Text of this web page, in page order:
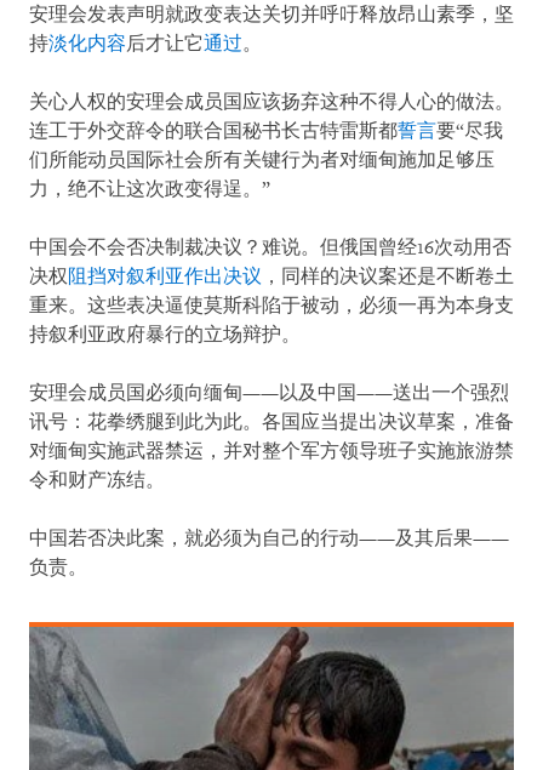
安理会发表声明就政变表达关切并呼吁释放昂山素季，坚
持淡化内容后才让它通过。
关心人权的安理会成员国应该扬弃这种不得人心的做法。
连工于外交辞令的联合国秘书长古特雷斯都誓言要“尽我
们所能动员国际社会所有关键行为者对缅甸施加足够压
力，绝不让这次政变得逞。”
中国会不会否决制裁决议？难说。但俄国曾经16次动用否
决权阻挡对叙利亚作出决议 ，同样的决议案还是不断卷土
重来。这些表决逼使莫斯科陷于被动，必须一再为本身支
持叙利亚政府暴行的立场辩护。
安理会成员国必须向缅甸——以及中国——送出一个强烈
讯号：花拳绣腿到此为此。各国应当提出决议草案，准备
对缅甸实施武器禁运，并对整个军方领导班子实施旅游禁
令和财产冻结。
中国若否决此案，就必须为自己的行动——及其后果——
负责。